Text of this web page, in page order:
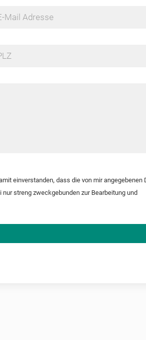
Mail Adresse
einverstanden, dass die von mir angegebenen
streng zweckgebunden zur Bearbeitung und